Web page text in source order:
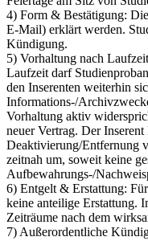
4) Form & Bestätigung:
E-Mail) erklärt werden.
Kündigung.
5) Vorhaltung nach
Laufzeit darf
den Inserenten weiterhin
Informations-/
Vorhaltung aktiv
neuer Vertrag. Der
Deaktivierung/Entfernung
zeitnah um, soweit keine
Aufbewahrungs-/
6) Entgelt & Erstattung:
keine anteilige Erstattung.
Zeiträume nach dem
7) Außerordentliche